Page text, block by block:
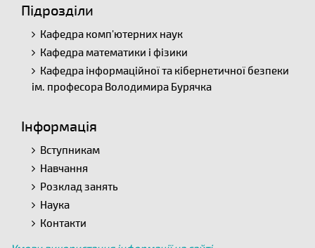
Підрозділи
Кафедра комп'ютерних наук
Кафедра математики і фізики
Кафедра інформаційної та кібернетичної безпеки
ім. професора Володимира Бурячка
Інформація
Вступникам
Навчання
Розклад занять
Наука
Контакти